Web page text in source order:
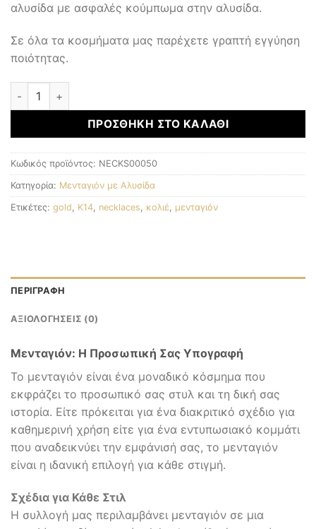
αλυσίδα με ασφαλές κούμπωμα στην αλυσίδα.
Σε όλα τα κοσμήματα μας παρέχετε γραπτή εγγύηση
ποιότητας.
Μενταγιόν με αλυσίδα ποσότητα
ΠΡΟΣΘΉΚΗ ΣΤΟ ΚΑΛΆΘΙ
Κωδικός προϊόντος: NECKS00050
Κατηγορία: Μενταγιόν με Αλυσίδα
Ετικέτες: gold K14 necklaces κολιέ μενταγιόν
ΠΕΡΙΓΡΑΦΉ
ΑΞΙΟΛΟΓΉΣΕΙΣ (0)
Μενταγιόν: Η Προσωπική Σας Υπογραφή
Το μενταγιόν είναι ένα μοναδικό κόσμημα που
εκφράζει το προσωπικό σας στυλ και τη δική σας
ιστορία. Είτε πρόκειται για ένα διακριτικό σχέδιο για
καθημερινή χρήση είτε για ένα εντυπωσιακό κομμάτι
που αναδεικνύει την εμφάνισή σας, το μενταγιόν
είναι η ιδανική επιλογή για κάθε στιγμή.
Σχέδια για Κάθε Στιλ
Η συλλογή μας περιλαμβάνει μενταγιόν σε μια